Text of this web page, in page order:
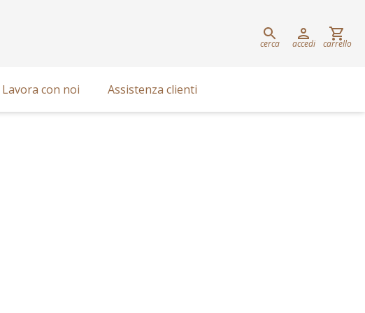
Lavora con noi Assistenza clienti
cerca accedi carrello